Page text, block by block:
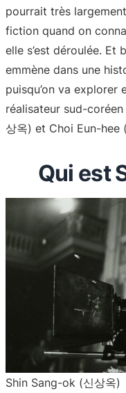
pourrait très
fiction quand on
elle s’est déroulée. Et
emmène dans une
puisqu’on va explorer
réalisateur sud-
상옥) et Choi Eun-hee
Qui est
Shin Sang-ok (신상옥)